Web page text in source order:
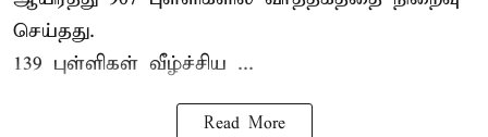
செய்தது.
139 புள்ளிகள் வீழ்ச்சிய ...
Read More